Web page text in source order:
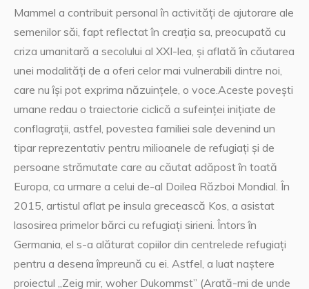
Mammel a contribuit personal în activități de ajutorare ale
semenilor săi, fapt reflectat în creația sa, preocupată cu
criza umanitară a secolului al XXI-lea, și aflată în căutarea
unei modalități de a oferi celor mai vulnerabili dintre noi,
care nu își pot exprima năzuințele, o voce.Aceste povești
umane redau o traiectorie ciclică a sufeinței inițiate de
conflagrații, astfel, povestea familiei sale devenind un
tipar reprezentativ pentru milioanele de refugiați și de
persoane strămutate care au căutat adăpost în toată
Europa, ca urmare a celui de-al Doilea Război Mondial. În
2015, artistul aflat pe insula grecească Kos, a asistat
lasosirea primelor bărci cu refugiați sirieni. Întors în
Germania, el s-a alăturat copiilor din centrelede refugiați
pentru a desena împreună cu ei. Astfel, a luat naștere
proiectul ,,Zeig mir, woher Dukommst” (Arată-mi de unde